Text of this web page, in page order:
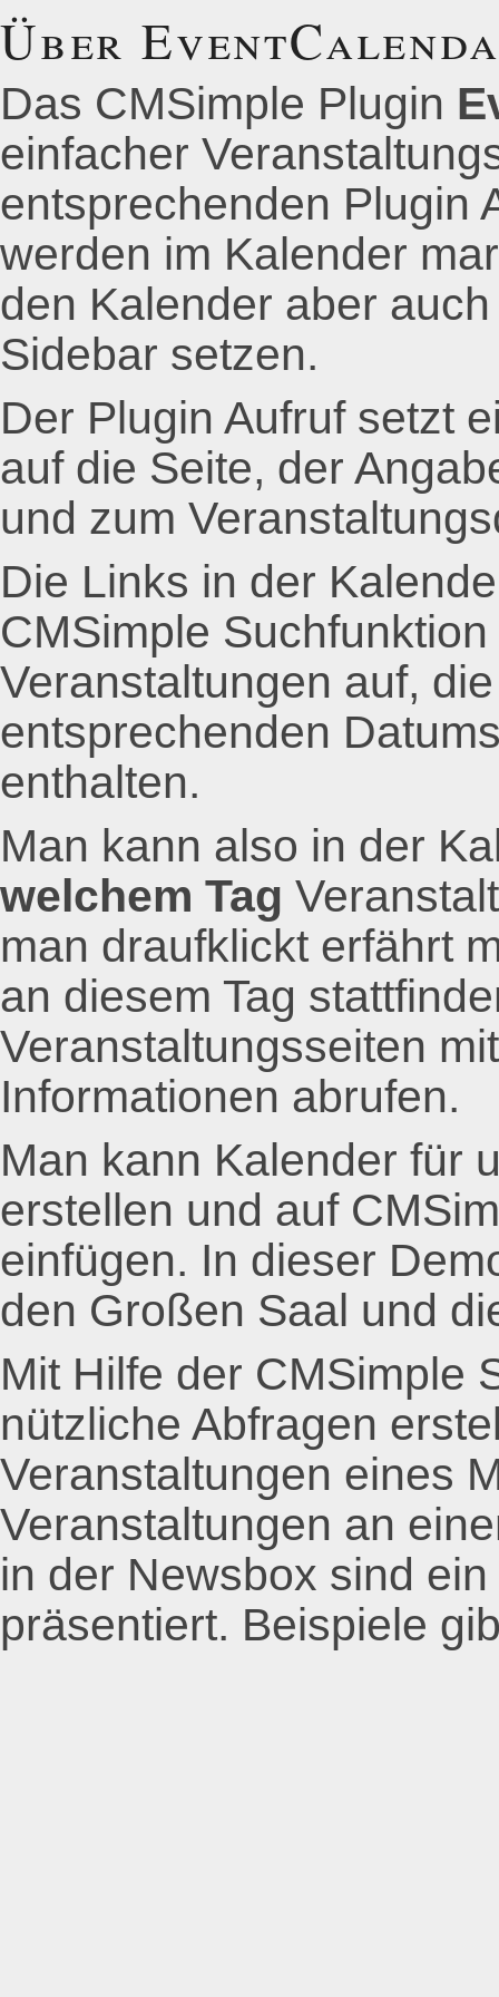
Über
Das CMSimple Plugin
einfacher
entsprechenden Plugin
werden im Kalender
den Kalender aber
Sidebar setzen.
Der Plugin Aufruf setzt
auf die Seite, der
und zum
Die Links in der
CMSimple
Veranstaltungen auf,
entsprechenden
enthalten.
Man kann also in der
welchem Tag
man draufklickt erfährt
an diesem Tag
Veranstaltungsseiten
Informationen abrufen.
Man kann Kalender für
erstellen und auf
einfügen. In dieser
den Großen Saal und
Mit Hilfe der CMSimple
nützliche Abfragen
Veranstaltungen eines
Veranstaltungen an
in der Newsbox sind
präsentiert. Beispiele